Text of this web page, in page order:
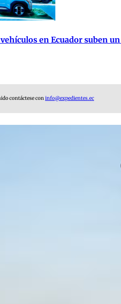
en Ecuador suben
contáctese coninfo@expedientes.ec